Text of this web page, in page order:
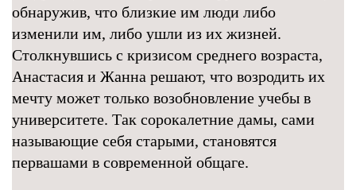
обнаружив, что близкие им люди либо
изменили им, либо ушли из их жизней.
Столкнувшись с кризисом среднего возраста,
Анастасия и Жанна решают, что возродить их
мечту может только возобновление учебы в
университете. Так сорокалетние дамы, сами
называющие себя старыми, становятся
первашами в современной общаге.